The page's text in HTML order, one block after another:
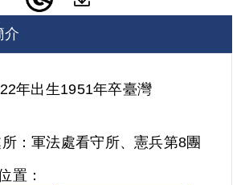
介
年出生1951年卒臺灣
：軍法處看守所、憲兵第8團
置：